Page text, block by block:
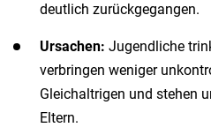
deutlich zurückgegangen.
Ursachen: Jugendliche
verbringen weniger
Gleichaltrigen und stehen
Eltern.